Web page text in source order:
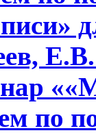
по